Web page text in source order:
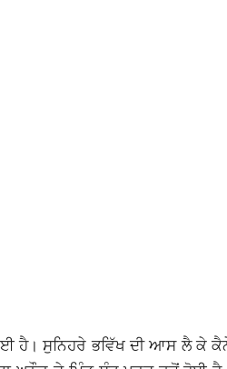
ਸੁਨਿਹਰੇ ਭਵਿੱਖ ਦੀ ਆਸ ਲੈ ਕੇ